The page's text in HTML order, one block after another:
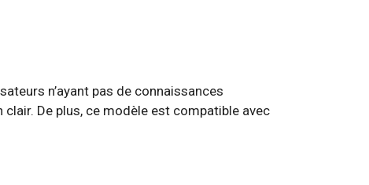
n’ayant pas de connaissances
De plus, ce modèle est compatible avec